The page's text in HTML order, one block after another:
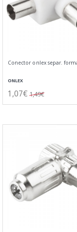
Conector onlex separ.
ONLEX
1,07€ 1,49€